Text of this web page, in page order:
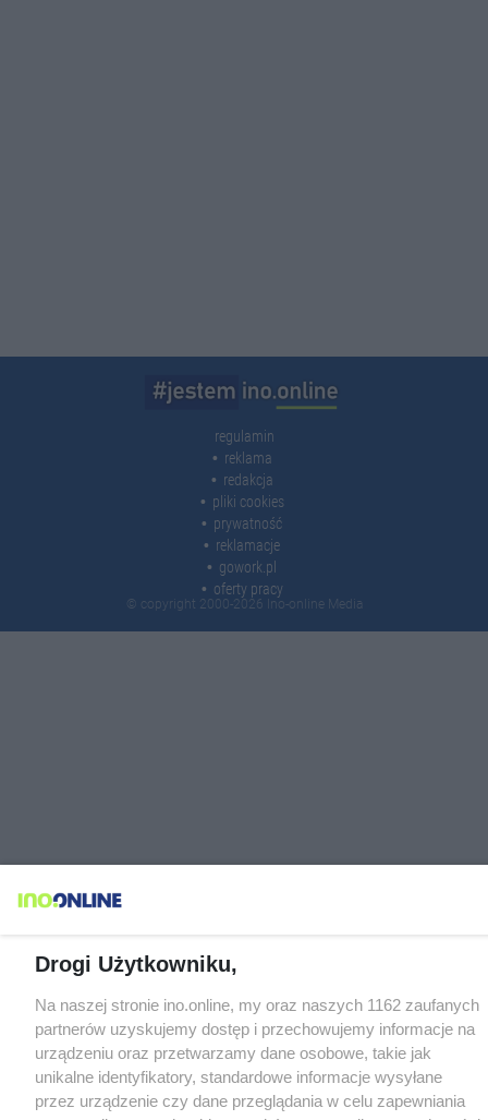
regulamin
reklama
redakcja
pliki cookies
prywatność
reklamacje
gowork.pl
oferty pracy
© copyright 2000-2026 Ino-online Media
Drogi Użytkowniku,
Na naszej stronie ino.online, my oraz naszych 1162 zaufanych
partnerów uzyskujemy dostęp i przechowujemy informacje na
urządzeniu oraz przetwarzamy dane osobowe, takie jak
unikalne identyfikatory, standardowe informacje wysyłane
przez urządzenie czy dane przeglądania w celu zapewniania